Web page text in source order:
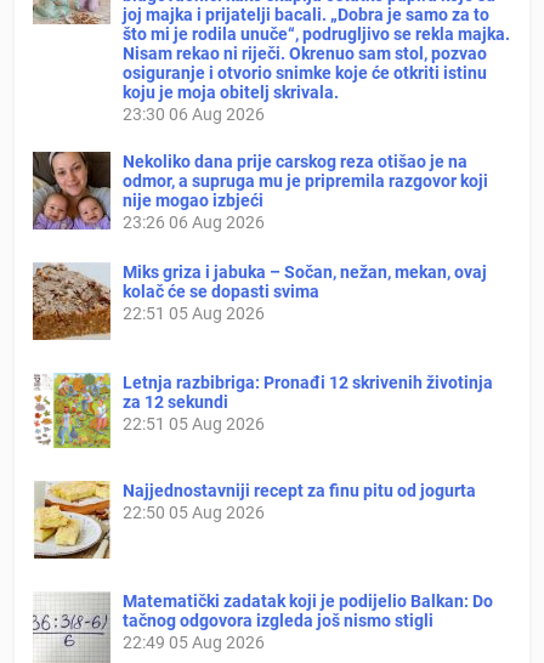
joj majka i prijatelji bacali. „Dobra je samo za to
što mi je rodila unuče“, podrugljivo se rekla majka.
Nisam rekao ni riječi. Okrenuo sam stol, pozvao
osiguranje i otvorio snimke koje će otkriti istinu
koju je moja obitelj skrivala.
23:30 06 Aug 2026
Nekoliko dana prije carskog reza otišao je na
odmor, a supruga mu je pripremila razgovor koji
nije mogao izbjeći
23:26 06 Aug 2026
Miks griza i jabuka – Sočan, nežan, mekan, ovaj
kolač će se dopasti svima
22:51 05 Aug 2026
Letnja razbibriga: Pronađi 12 skrivenih životinja
za 12 sekundi
22:51 05 Aug 2026
Najjednostavniji recept za finu pitu od jogurta
22:50 05 Aug 2026
Matematički zadatak koji je podijelio Balkan: Do
tačnog odgovora izgleda još nismo stigli
22:49 05 Aug 2026